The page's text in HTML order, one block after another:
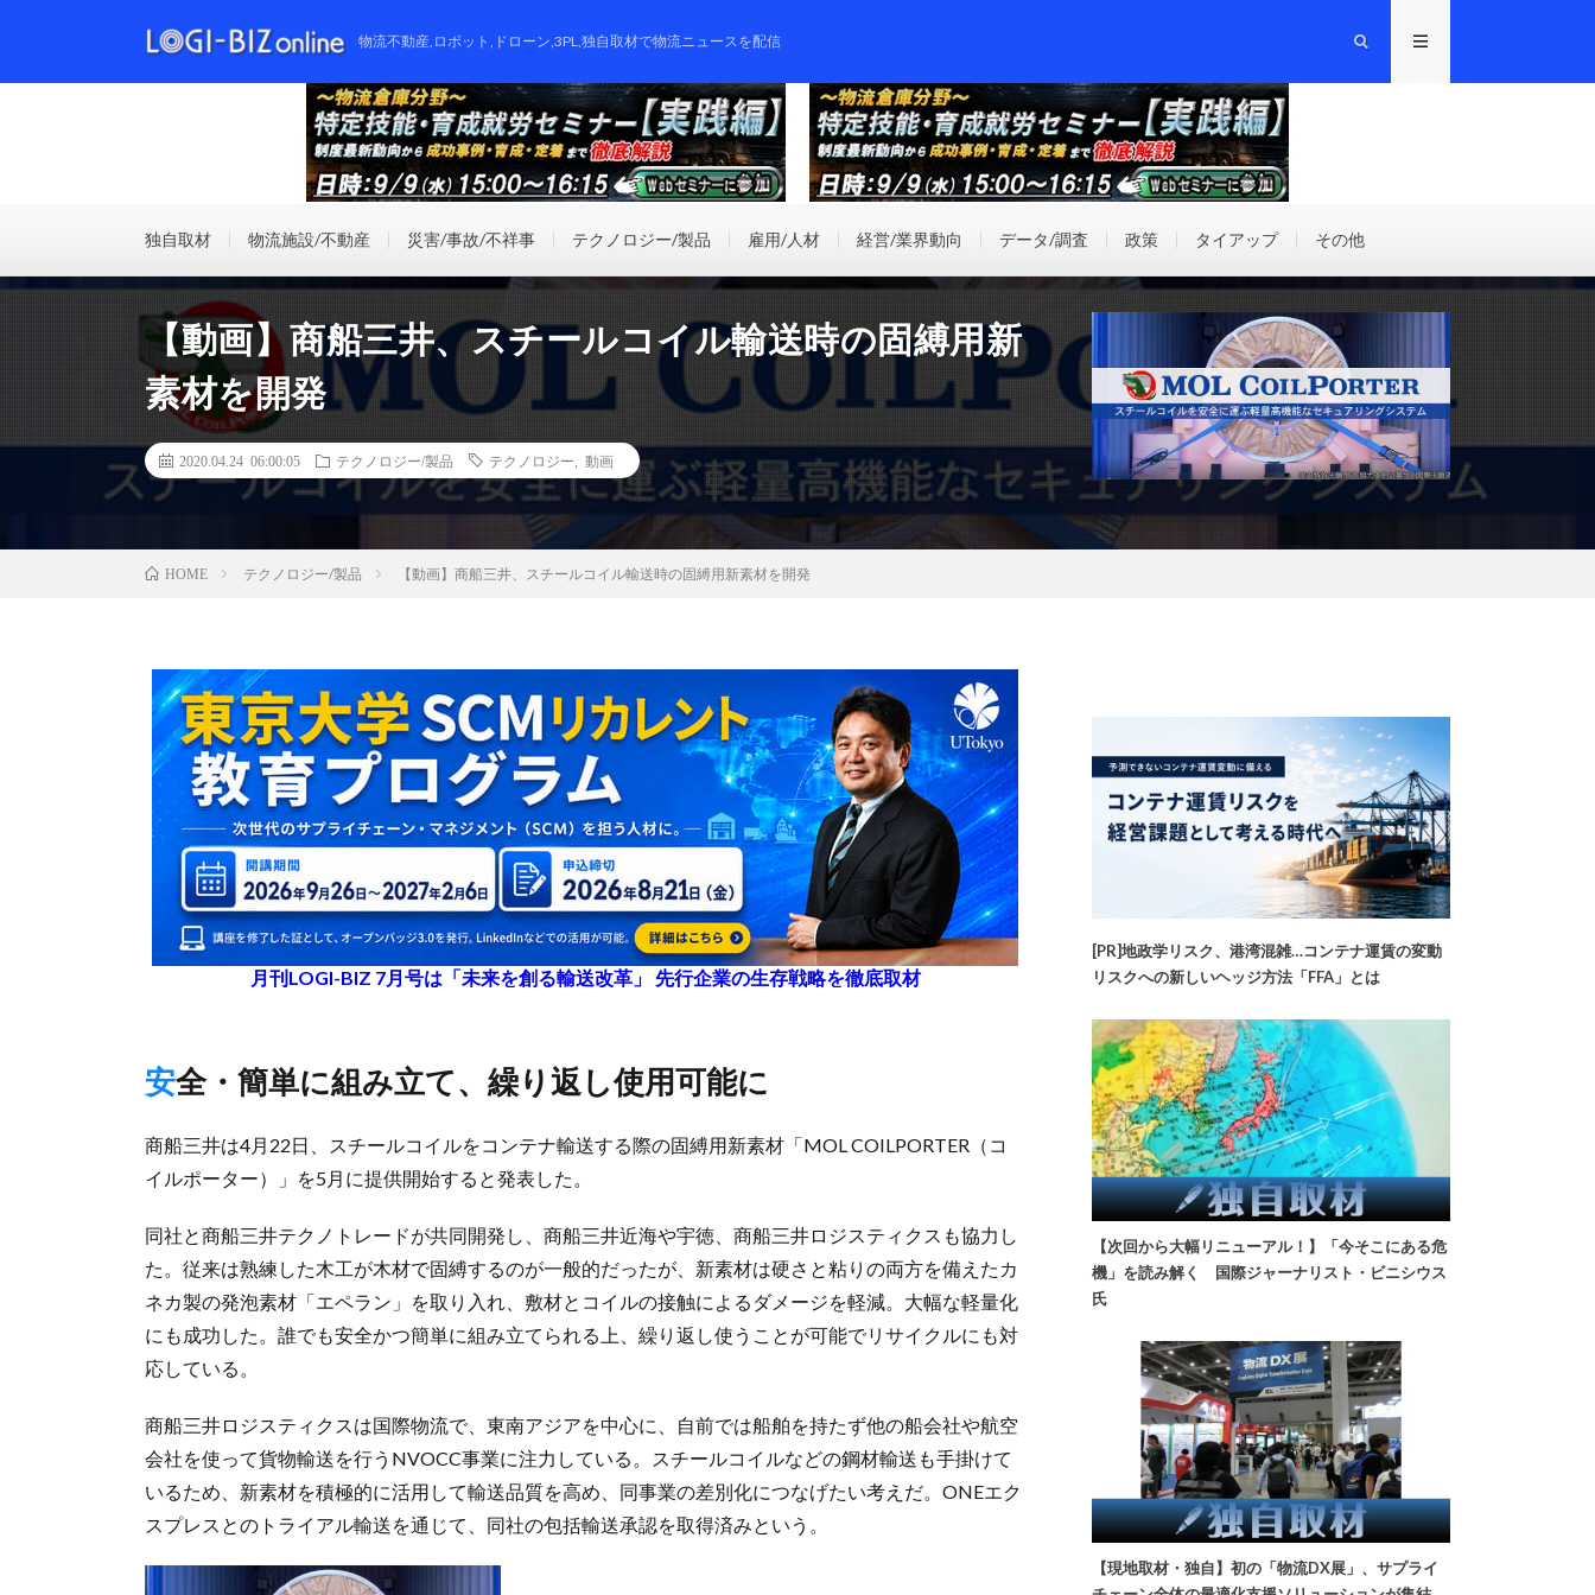
物流不動産,ロボット,ドローン,3PL,独自取材で物流ニュースを配信
独自取材 物流施設/不動産 災害/事故/不祥事 テクノロジー/製品 雇用/人材 経営/業界動向 データ/調査 政策 タイアップ その他
【動画】商船三井、スチールコイル輸送時の固縛用新
素材を開発
2020.04.24 06:00:05 テクノロジー/製品 テクノロジー 動画
HOME テクノロジー/製品 【動画】商船三井、スチールコイル輸送時の固縛用新素材を開発
月刊LOGI-BIZ 7月号は「未来を創る輸送改革」 先行企業の生存戦略を徹底取材
安全・簡単に組み立て、繰り返し使用可能に
商船三井は4月22日、スチールコイルをコンテナ輸送する際の固縛用新素材「MOL COILPORTER（コ
イルポーター）」を5月に提供開始すると発表した。
同社と商船三井テクノトレードが共同開発し、商船三井近海や宇徳、商船三井ロジスティクスも協力し
た。従来は熟練した木工が木材で固縛するのが一般的だったが、新素材は硬さと粘りの両方を備えたカ
ネカ製の発泡素材「エペラン」を取り入れ、敷材とコイルの接触によるダメージを軽減。大幅な軽量化
にも成功した。誰でも安全かつ簡単に組み立てられる上、繰り返し使うことが可能でリサイクルにも対
応している。
商船三井ロジスティクスは国際物流で、東南アジアを中心に、自前では船舶を持たず他の船会社や航空
会社を使って貨物輸送を行うNVOCC事業に注力している。スチールコイルなどの鋼材輸送も手掛けて
いるため、新素材を積極的に活用して輸送品質を高め、同事業の差別化につなげたい考えだ。ONEエク
スプレスとのトライアル輸送を通じて、同社の包括輸送承認を取得済みという。
[PR]地政学リスク、港湾混雑…コンテナ運賃の変動
リスクへの新しいヘッジ方法「FFA」とは
【次回から大幅リニューアル！】「今そこにある危
機」を読み解く 国際ジャーナリスト・ビニシウス
氏
【現地取材・独自】初の「物流DX展」、サプライ